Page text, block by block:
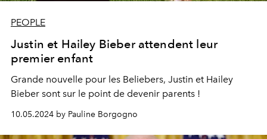
PEOPLE
Justin et Hailey Bieber attendent leur
premier enfant
Grande nouvelle pour les Beliebers, Justin et Hailey
Bieber sont sur le point de devenir parents !
10.05.2024 by Pauline Borgogno